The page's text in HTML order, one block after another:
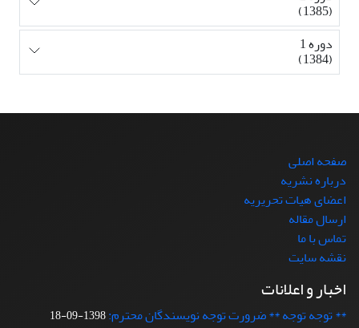
(1385)
دوره 1
(1384)
صفحه اصلی
درباره نشریه
اعضای هیات تحریریه
ارسال مقاله
تماس با ما
نقشه سایت
اخبار و اعلانات
** توجه توجه ** ضرورت توجه نویسندگان محترم:1398-09-18